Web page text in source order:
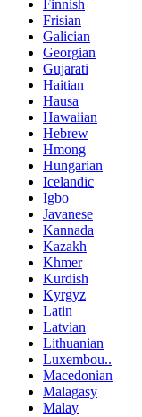
Finnish
Frisian
Galician
Georgian
Gujarati
Haitian
Hausa
Hawaiian
Hebrew
Hmong
Hungarian
Icelandic
Igbo
Javanese
Kannada
Kazakh
Khmer
Kurdish
Kyrgyz
Latin
Latvian
Lithuanian
Luxembou..
Macedonian
Malagasy
Malay